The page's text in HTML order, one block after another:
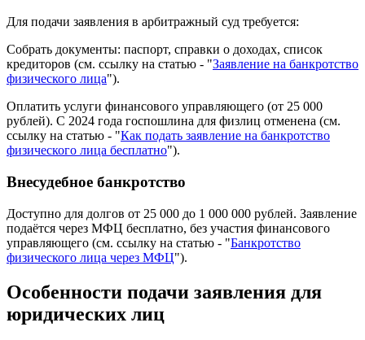
Для подачи заявления в арбитражный суд требуется:
Собрать документы: паспорт, справки о доходах, список
кредиторов (см. ссылку на статью - "Заявление на банкротство
физического лица").
Оплатить услуги финансового управляющего (от 25 000
рублей). С 2024 года госпошлина для физлиц отменена (см.
ссылку на статью - "Как подать заявление на банкротство
физического лица бесплатно").
Внесудебное банкротство
Доступно для долгов от 25 000 до 1 000 000 рублей. Заявление
подаётся через МФЦ бесплатно, без участия финансового
управляющего (см. ссылку на статью - "Банкротство
физического лица через МФЦ").
Особенности подачи заявления для
юридических лиц